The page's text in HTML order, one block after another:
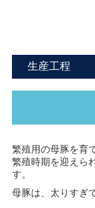
生産工程
繁殖用の母豚を育
繁殖時期を迎えら
す。
母豚は、太りすぎ